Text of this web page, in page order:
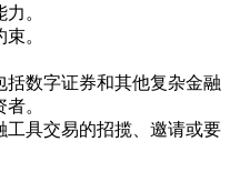
。
。
数字证券和其他复杂金融
。
具交易的招揽、邀请或要